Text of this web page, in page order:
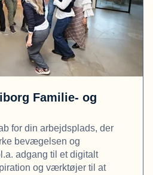
Familie- og
for din arbejdsplads, der
bevægelsen og
adgang til et digitalt
og værktøjer til at